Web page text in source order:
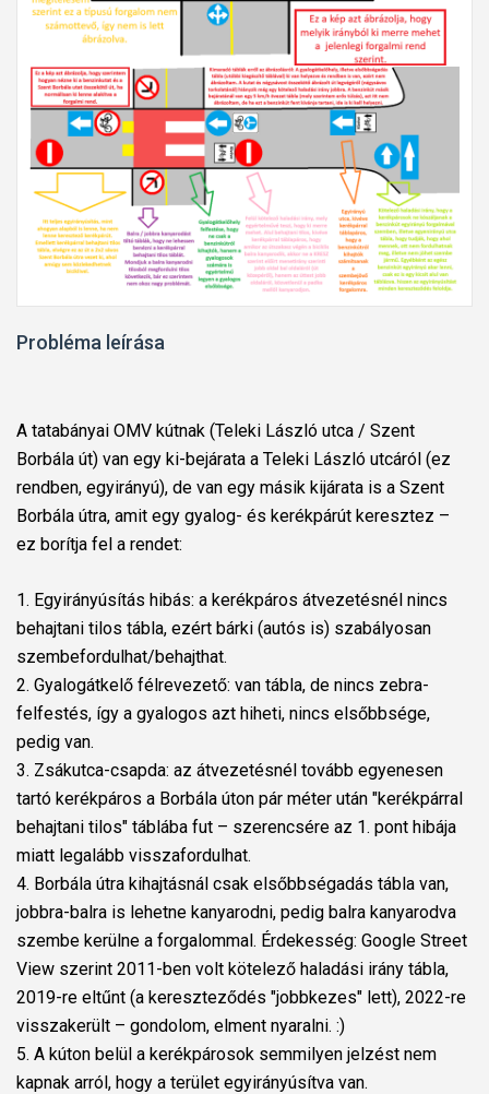
Probléma leírása
A tatabányai OMV kútnak (Teleki László utca / Szent
Borbála út) van egy ki-bejárata a Teleki László utcáról (ez
rendben, egyirányú), de van egy másik kijárata is a Szent
Borbála útra, amit egy gyalog- és kerékpárút keresztez –
ez borítja fel a rendet:
1. Egyirányúsítás hibás: a kerékpáros átvezetésnél nincs
behajtani tilos tábla, ezért bárki (autós is) szabályosan
szembefordulhat/behajthat.
2. Gyalogátkelő félrevezető: van tábla, de nincs zebra-
felfestés, így a gyalogos azt hiheti, nincs elsőbbsége,
pedig van.
3. Zsákutca-csapda: az átvezetésnél tovább egyenesen
tartó kerékpáros a Borbála úton pár méter után "kerékpárral
behajtani tilos" táblába fut – szerencsére az 1. pont hibája
miatt legalább visszafordulhat.
4. Borbála útra kihajtásnál csak elsőbbségadás tábla van,
jobbra-balra is lehetne kanyarodni, pedig balra kanyarodva
szembe kerülne a forgalommal. Érdekesség: Google Street
View szerint 2011-ben volt kötelező haladási irány tábla,
2019-re eltűnt (a kereszteződés "jobbkezes" lett), 2022-re
visszakerült – gondolom, elment nyaralni. :)
5. A kúton belül a kerékpárosok semmilyen jelzést nem
kapnak arról, hogy a terület egyirányúsítva van.